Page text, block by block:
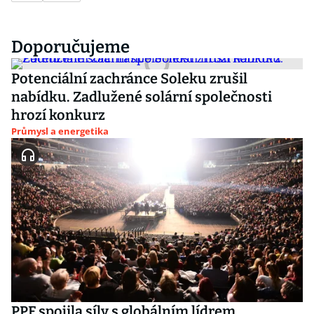
Doporučujeme
Potenciální zachránce Soleku zrušil
nabídku. Zadlužené solární společnosti
hrozí konkurz
Průmysl a energetika